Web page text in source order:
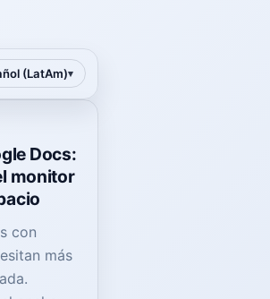
(LatAm)
Docs:
monitor
con
más